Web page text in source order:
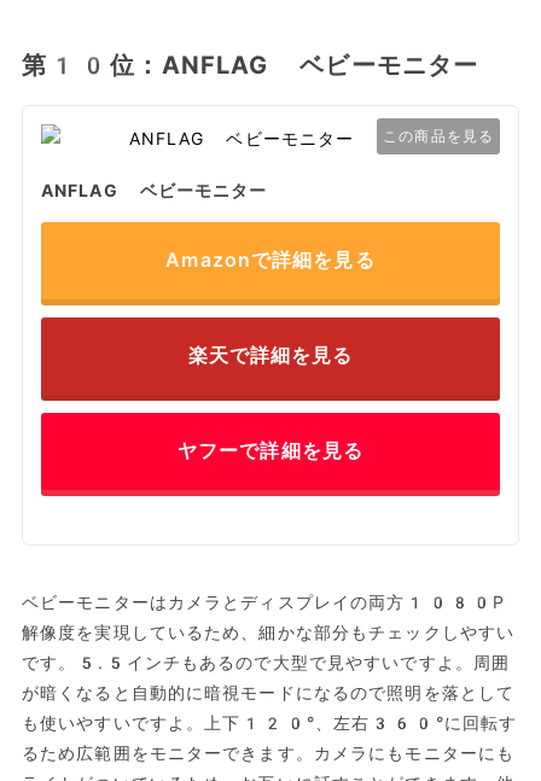
第10位：ANFLAG ベビーモニター
この商品を見る
ANFLAG ベビーモニター
Amazonで詳細を見る
楽天で詳細を見る
ヤフーで詳細を見る
ベビーモニターはカメラとディスプレイの両方1080P
解像度を実現しているため、細かな部分もチェックしやすい
です。5.5インチもあるので大型で見やすいですよ。周囲
が暗くなると自動的に暗視モードになるので照明を落として
も使いやすいですよ。上下120°、左右360°に回転す
るため広範囲をモニターできます。カメラにもモニターにも